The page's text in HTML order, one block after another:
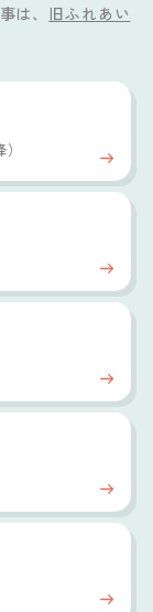
は、 旧ふれあい